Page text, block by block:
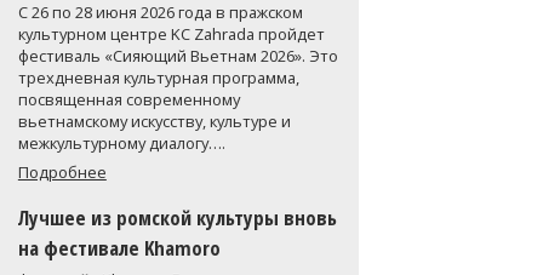
С 26 по 28 июня 2026 года в пражском
культурном центре KC Zahrada пройдет
фестиваль «Сияющий Вьетнам 2026». Это
трехдневная культурная программа,
посвященная современному
вьетнамскому искусству, культуре и
межкультурному диалогу….
Подробнее
Лучшее из ромской культуры вновь
на фестивале Khamoro